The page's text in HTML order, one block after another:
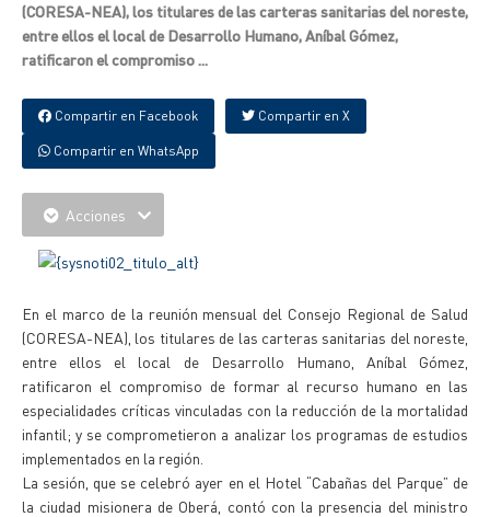
(CORESA-NEA), los titulares de las carteras sanitarias del noreste,
entre ellos el local de Desarrollo Humano, Aníbal Gómez,
ratificaron el compromiso ...
Compartir en Facebook Compartir en X
Compartir en WhatsApp
Acciones
En el marco de la reunión mensual del Consejo Regional de Salud
(CORESA-NEA), los titulares de las carteras sanitarias del noreste,
entre ellos el local de Desarrollo Humano, Aníbal Gómez,
ratificaron el compromiso de formar al recurso humano en las
especialidades críticas vinculadas con la reducción de la mortalidad
infantil; y se comprometieron a analizar los programas de estudios
implementados en la región.
La sesión, que se celebró ayer en el Hotel “Cabañas del Parque” de
la ciudad misionera de Oberá, contó con la presencia del ministro